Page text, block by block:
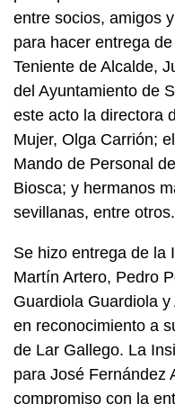
entre socios, amigos
para hacer entrega
Teniente de Alcalde,
del Ayuntamiento de
este acto la directora
Mujer, Olga Carrión;
Mando de Personal
Biosca; y hermanos
sevillanas, entre otros.
Se hizo entrega de la
Martín Artero, Pedro
Guardiola Guardiola
en reconocimiento a
de Lar Gallego. La
para José Fernández
compromiso con la